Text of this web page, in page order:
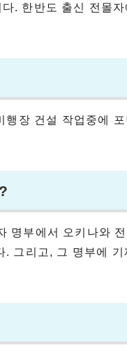
. 한반도 출신 전몰
장 건설 작업중에
명부에서 오키나와
그리고, 그 명부에 기